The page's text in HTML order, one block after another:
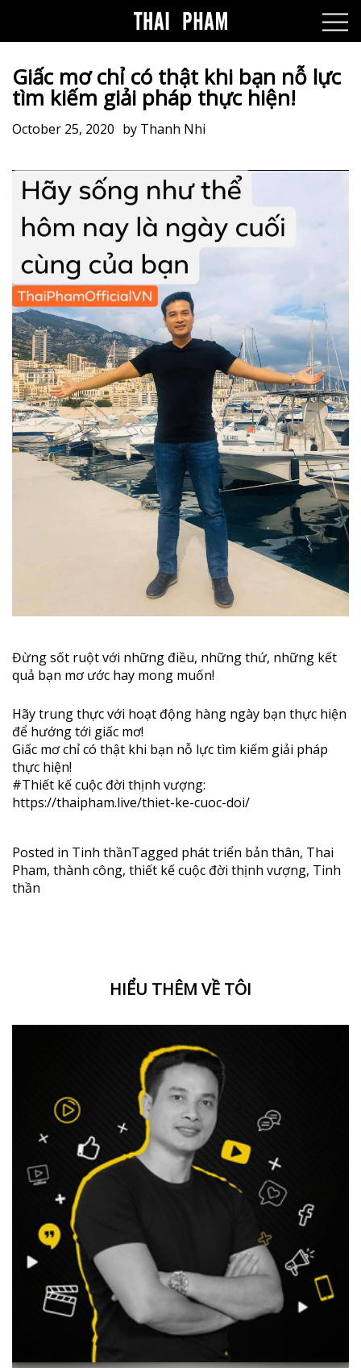
Giấc mơ chỉ có thật khi bạn nỗ lực
tìm kiếm giải pháp thực hiện!
October 25, 2020 by Thanh Nhi
Đừng sốt ruột với những điều, những thứ, những kết
quả bạn mơ ước hay mong muốn!
Hãy trung thực với hoạt động hàng ngày bạn thực hiện
để hướng tới giấc mơ!
Giấc mơ chỉ có thật khi bạn nỗ lực tìm kiếm giải pháp
thực hiện!
#Thiết kế cuộc đời thịnh vượng:
https://thaipham.live/thiet-ke-cuoc-doi/
Posted in Tinh thầnTagged phát triển bản thân, Thai
Pham, thành công, thiết kế cuộc đời thịnh vượng, Tinh
thần
HIỂU THÊM VỀ TÔI